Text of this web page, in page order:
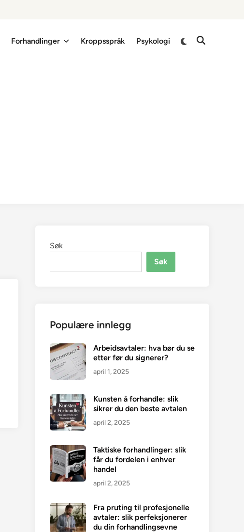
Forhandlinger Kroppsspråk Psykologi
Switch
Open
Søk
Søk
Populære innlegg
Arbeidsavtaler: hva bør du se
etter før du signerer?
april 1, 2025
Kunsten å forhandle: slik
sikrer du den beste avtalen
april 2, 2025
Taktiske forhandlinger: slik
får du fordelen i enhver
handel
april 2, 2025
Fra pruting til profesjonelle
avtaler: slik perfeksjonerer
du din forhandlingsevne